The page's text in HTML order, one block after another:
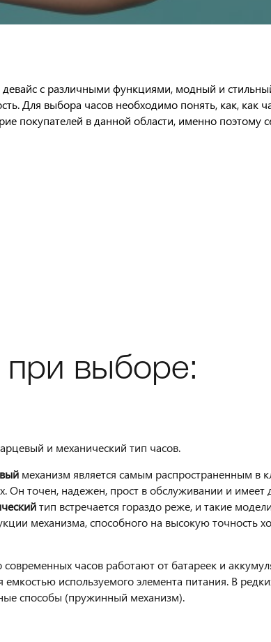
с различными функциями, модный и
Для выбора часов необходимо понять, как, как
покупателей в данной области, именно
выборе:
и механический тип часов.
механизм является самым распространенным в
Он точен, надежен, прост в обслуживании и имеет
тип встречается гораздо реже, и такие
механизма, способного на высокую точность
часов работают от батареек и
емкостью используемого элемента питания. В
способы (пружинный механизм).